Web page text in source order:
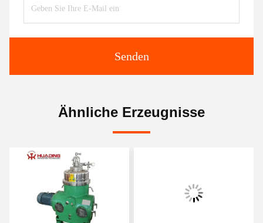
Senden
Ähnliche Erzeugnisse